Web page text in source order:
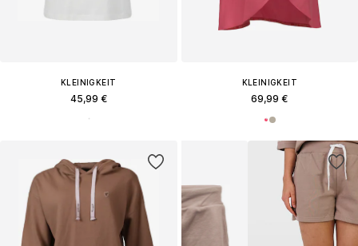
KLEINIGKEIT
45,99 €
KLEINIGKEIT
69,99 €